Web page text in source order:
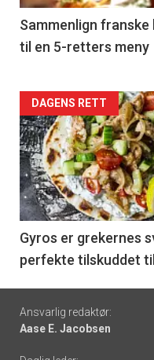
5
Sammenlign
til en 5-retters meny
Forsiden
akkurat
nå
-
6
DAGENS RETT
Gyros er grekernes
perfekte tilskuddet
Footer
-
Ansvarlig redaktør:
Aase E. Jacobsen